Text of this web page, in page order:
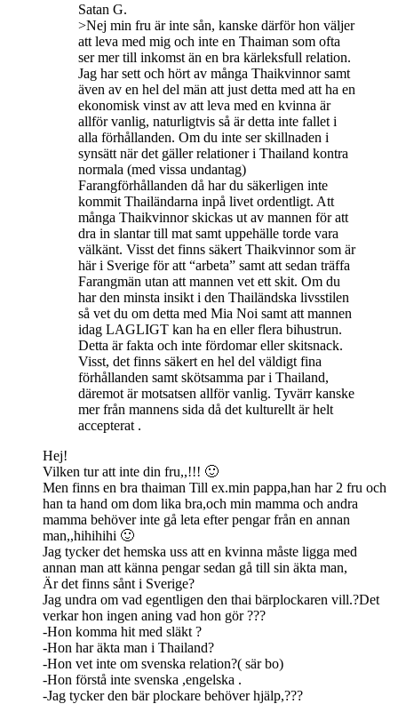
Satan G.
>Nej min fru är inte sån, kanske därför hon väljer
att leva med mig och inte en Thaiman som ofta
ser mer till inkomst än en bra kärleksfull relation.
Jag har sett och hört av många Thaikvinnor samt
även av en hel del män att just detta med att ha en
ekonomisk vinst av att leva med en kvinna är
allför vanlig, naturligtvis så är detta inte fallet i
alla förhållanden. Om du inte ser skillnaden i
synsätt när det gäller relationer i Thailand kontra
normala (med vissa undantag)
Farangförhållanden då har du säkerligen inte
kommit Thailändarna inpå livet ordentligt. Att
många Thaikvinnor skickas ut av mannen för att
dra in slantar till mat samt uppehälle torde vara
välkänt. Visst det finns säkert Thaikvinnor som är
här i Sverige för att “arbeta” samt att sedan träffa
Farangmän utan att mannen vet ett skit. Om du
har den minsta insikt i den Thailändska livsstilen
så vet du om detta med Mia Noi samt att mannen
idag LAGLIGT kan ha en eller flera bihustrun.
Detta är fakta och inte fördomar eller skitsnack.
Visst, det finns säkert en hel del väldigt fina
förhållanden samt skötsamma par i Thailand,
däremot är motsatsen allför vanlig. Tyvärr kanske
mer från mannens sida då det kulturellt är helt
accepterat .
Hej!
Vilken tur att inte din fru,,!!! 🙂
Men finns en bra thaiman Till ex.min pappa,han har 2 fru och
han ta hand om dom lika bra,och min mamma och andra
mamma behöver inte gå leta efter pengar från en annan
man,,hihihihi 🙂
Jag tycker det hemska uss att en kvinna måste ligga med
annan man att känna pengar sedan gå till sin äkta man,
Är det finns sånt i Sverige?
Jag undra om vad egentligen den thai bärplockaren vill.?Det
verkar hon ingen aning vad hon gör ???
-Hon komma hit med släkt ?
-Hon har äkta man i Thailand?
-Hon vet inte om svenska relation?( sär bo)
-Hon förstå inte svenska ,engelska .
-Jag tycker den bär plockare behöver hjälp,???